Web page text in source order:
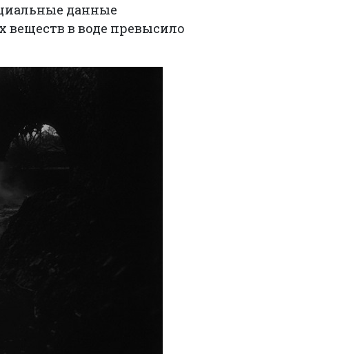
данные
в воде превысило